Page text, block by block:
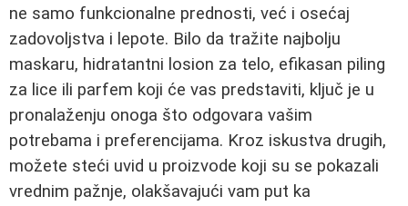
ne samo funkcionalne prednosti, već i osećaj
zadovoljstva i lepote. Bilo da tražite najbolju
maskaru, hidratantni losion za telo, efikasan piling
za lice ili parfem koji će vas predstaviti, ključ je u
pronalaženju onoga što odgovara vašim
potrebama i preferencijama. Kroz iskustva drugih,
možete steći uvid u proizvode koji su se pokazali
vrednim pažnje, olakšavajući vam put ka